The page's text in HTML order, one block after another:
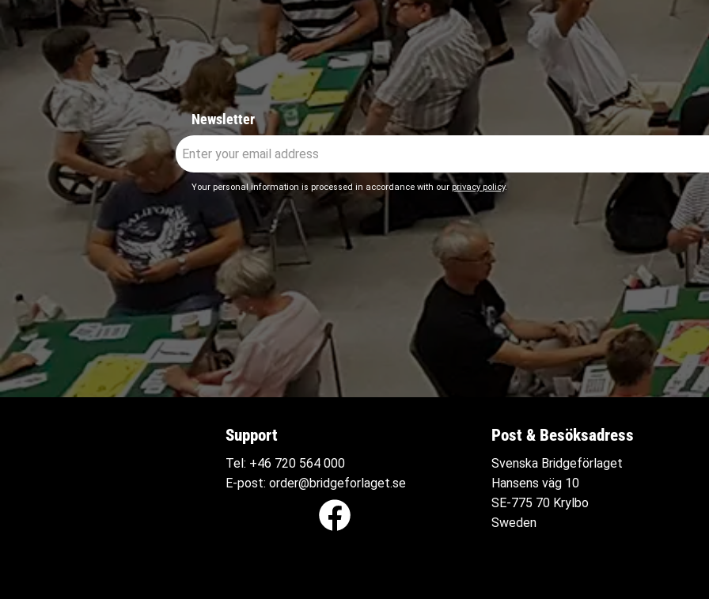
Newsletter
Your personal information is processed in accordance with our privacy policy.
Support
Tel: +46 720 564 000
E-post:order@bridgeforlaget.se
Post & Besöksadress
Svenska Bridgeförlaget
Hansens väg 10
SE-775 70 Krylbo
Sweden